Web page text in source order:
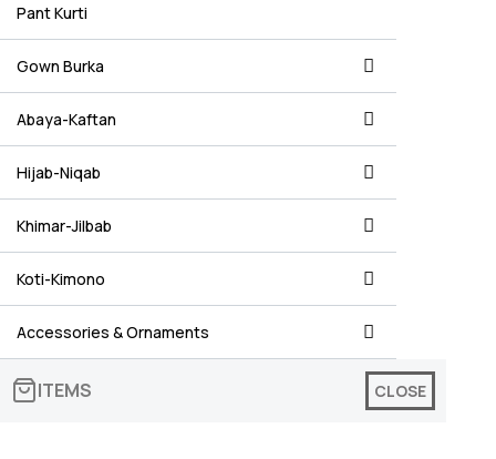
Pant Kurti
Gown Burka
Abaya-Kaftan
Hijab-Niqab
Khimar-Jilbab
Koti-Kimono
Accessories & Ornaments
ITEMS CLOSE